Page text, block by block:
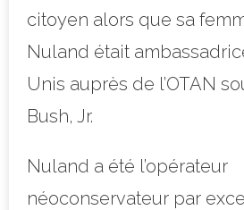
citoyen alors que sa
Nuland était
Unis auprès de l’OTAN
Bush, Jr.
Nuland a été l’opérateur
néoconservateur par